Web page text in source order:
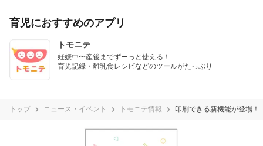
育児におすすめのアプリ
トモニテ
妊娠中〜産後までずーっと使える！
育児記録・離乳食レシピなどのツールがたっぷり
トップ ニュース・イベント トモニテ情報 印刷できる新機能が登場